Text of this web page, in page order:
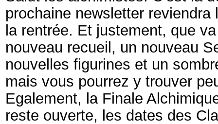
prochaine newsletter
la rentrée. Et justement, que
nouveau recueil, un nouveau
nouvelles figurines et un
mais vous pourrez y trouver
Egalement, la Finale
reste ouverte, les dates des